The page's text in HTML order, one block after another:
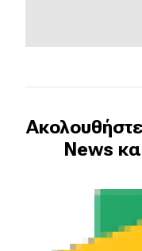
News